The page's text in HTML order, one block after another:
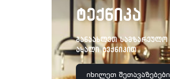
ტექნიკა
განაახლეთ სამზარეულო
ახალი ტექნიკით
იხილეთ შეთავაზებები